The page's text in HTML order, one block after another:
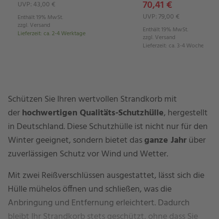
UVP: 43,00 €
Enthält 19% MwSt.
zzgl. Versand
Lieferzeit: ca. 2-4 Werktage
70,41 €
UVP: 79,00 €
Enthält 19% MwSt.
zzgl. Versand
Lieferzeit: ca. 3-4 Wochen
Schützen Sie Ihren wertvollen Strandkorb mit
derhochwertigen Qualitäts-Schutzhülle, hergestellt
in Deutschland. Diese Schutzhülle ist nicht nur für den
Winter geeignet, sondern bietet dasganze Jahrüber
zuverlässigen Schutz vor Wind und Wetter.
Mit zwei Reißverschlüssen ausgestattet, lässt sich die
Hülle mühelos öffnen und schließen, was die
Anbringung und Entfernung erleichtert. Dadurch